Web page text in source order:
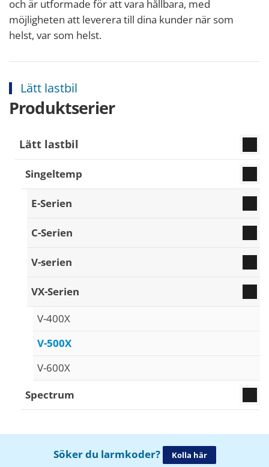
och är utformade för att vara hållbara, med
möjligheten att leverera till dina kunder när som
helst, var som helst.
Lätt lastbil
Produktserier
Lätt lastbil
Singeltemp
E-Serien
C-Serien
V-serien
VX-Serien
V-400X
V-500X
V-600X
Spectrum
Söker du larmkoder? Kolla här